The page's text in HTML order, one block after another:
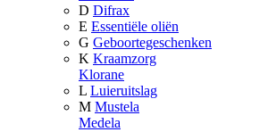
D Difrax
E Essentiële oliën
G Geboortegeschenken
K Kraamzorg
Klorane
L Luieruitslag
M Mustela
Medela